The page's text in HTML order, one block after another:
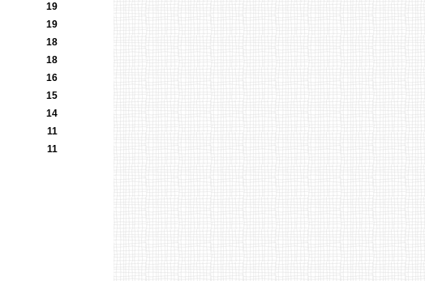
19
19
18
18
16
15
14
11
11